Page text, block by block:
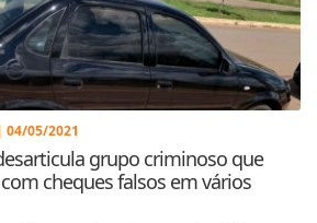
04/05/2021
grupo criminoso que
cheques falsos em vários